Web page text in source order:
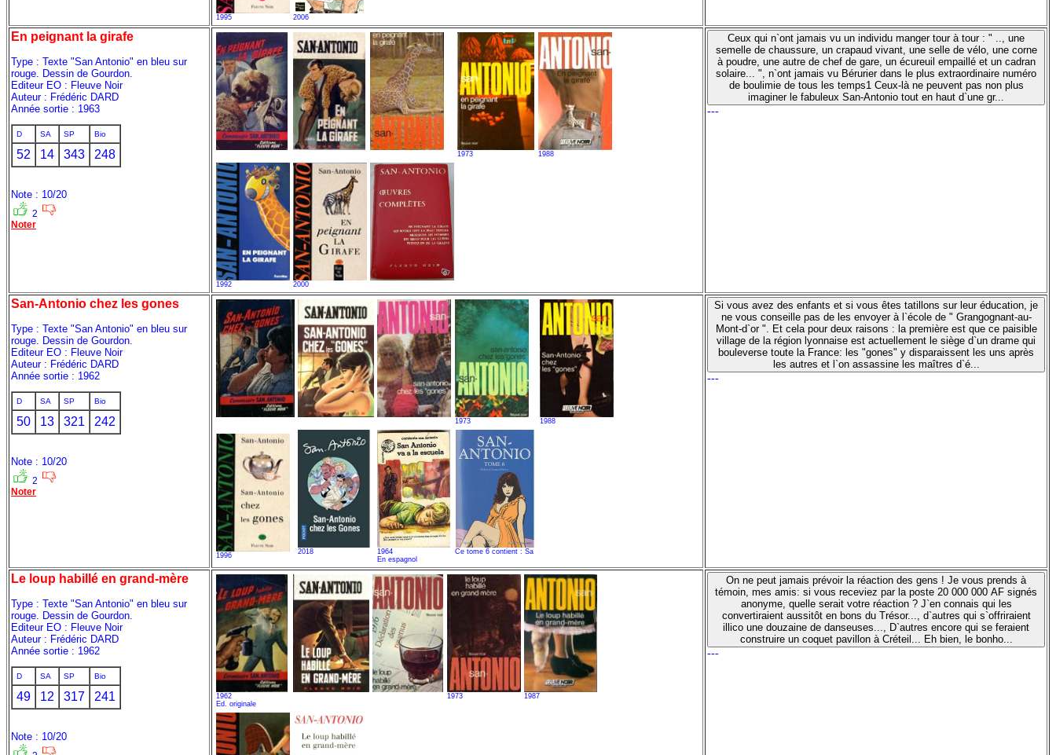
1995 2006
En peignant la girafe
Type : Texte "San Antonio" en bleu sur
rouge. Dessin de Gourdon.
Editeur EO : Fleuve Noir
Auteur : Frédéric DARD
Année sortie : 1963
D SA SP Bio
52 14 343 248
Note : 10/20
2
Noter
1973 1988
1992 2000
Ceux qui n`ont jamais vu un individu manger tour à tour : " .., une
semelle de chaussure, un crapaud vivant, une selle de vélo, une corne
à poudre, une autre de chef de gare, un écureuil empaillé et un cadran
solaire... ", n`ont jamais vu Bérurier dans le plus extraordinaire numéro
de boulimie de tous les temps1 Ceux-là ne peuvent pas non plus
imaginer le fabuleux San-Antonio tout en haut d`une gr...
---
San-Antonio chez les gones
Type : Texte "San Antonio" en bleu sur
rouge. Dessin de Gourdon.
Editeur EO : Fleuve Noir
Auteur : Frédéric DARD
Année sortie : 1962
D SA SP Bio
50 13 321 242
Note : 10/20
2
Noter
1973 1988
1996 2018
1964
En espagnol
Ce tome 6 contient : Sa
Si vous avez des enfants et si vous êtes tatillons sur leur éducation, je
ne vous conseille pas de les envoyer à l`école de " Grangognant-au-
Mont-d`or ". Et cela pour deux raisons : la première est que ce paisible
village de la région lyonnaise est actuellement le siège d`un drame qui
bouleverse toute la France: les "gones" y disparaissent les uns après
les autres et l`on assassine les maîtres d`é...
---
Le loup habillé en grand-mère
Type : Texte "San Antonio" en bleu sur
rouge. Dessin de Gourdon.
Editeur EO : Fleuve Noir
Auteur : Frédéric DARD
Année sortie : 1962
D SA SP Bio
49 12 317 241
Note : 10/20
1962
Ed. originale
1973 1987
On ne peut jamais prévoir la réaction des gens ! Je vous prends à
témoin, mes amis: si vous receviez par la poste 20 000 000 AF signés
anonyme, quelle serait votre réaction ? J`en connais qui les
convertiraient aussitôt en bons du Trésor..., d`autres qui s`offriraient
illico une douzaine de danseuses..., D`autres encore qui se feraient
construire un coquet pavillon à Créteil... Eh bien, le bonho...
---